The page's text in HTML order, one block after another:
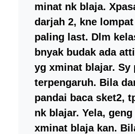
minat nk blaja.
darjah 2, kne
paling last. Dlm
bnyak budak ada
yg xminat blajar. Sy
terpengaruh. Bila
pandai baca sket2,
nk blajar. Yela,
xminat blaja kan.